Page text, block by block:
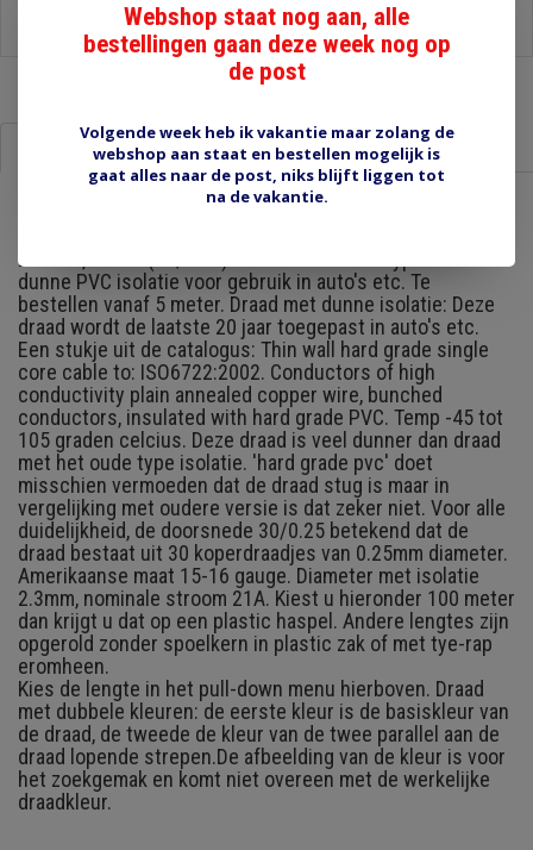
Stel een vraag over dit product
Informatie Reviews (0)
Draad 1,5 mm2 (30/0.25) van het nieuwere type met
dunne PVC isolatie voor gebruik in auto's etc. Te
bestellen vanaf 5 meter. Draad met dunne isolatie: Deze
draad wordt de laatste 20 jaar toegepast in auto's etc.
Een stukje uit de catalogus: Thin wall hard grade single
core cable to: ISO6722:2002. Conductors of high
conductivity plain annealed copper wire, bunched
conductors, insulated with hard grade PVC. Temp -45 tot
105 graden celcius. Deze draad is veel dunner dan draad
met het oude type isolatie. 'hard grade pvc' doet
misschien vermoeden dat de draad stug is maar in
vergelijking met oudere versie is dat zeker niet. Voor alle
duidelijkheid, de doorsnede 30/0.25 betekend dat de
draad bestaat uit 30 koperdraadjes van 0.25mm diameter.
Amerikaanse maat 15-16 gauge. Diameter met isolatie
2.3mm, nominale stroom 21A. Kiest u hieronder 100 meter
dan krijgt u dat op een plastic haspel. Andere lengtes zijn
opgerold zonder spoelkern in plastic zak of met tye-rap
eromheen.
Kies de lengte in het pull-down menu hierboven. Draad
met dubbele kleuren: de eerste kleur is de basiskleur van
de draad, de tweede de kleur van de twee parallel aan de
draad lopende strepen.De afbeelding van de kleur is voor
het zoekgemak en komt niet overeen met de werkelijke
draadkleur.
Webshop staat nog aan, alle
bestellingen gaan deze week nog op
de post
Volgende week heb ik vakantie maar zolang de
webshop aan staat en bestellen mogelijk is
gaat alles naar de post, niks blijft liggen tot
na de vakantie.